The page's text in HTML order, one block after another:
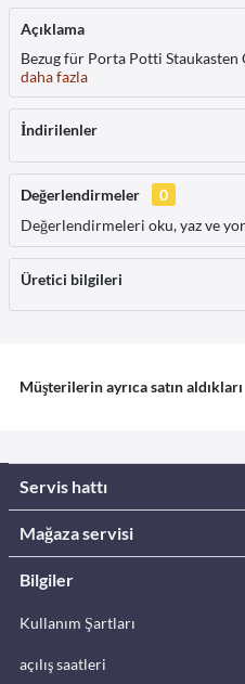
Açıklama
Bezug für Porta Potti Staukasten
daha fazla
İndirilenler
Değerlendirmeler
0
Değerlendirmeleri oku, yaz ve
Üretici bilgileri
Müşterilerin ayrıca satın aldıkları
Servis hattı
Mağaza servisi
Bilgiler
Kullanım Şartları
açılış saatleri